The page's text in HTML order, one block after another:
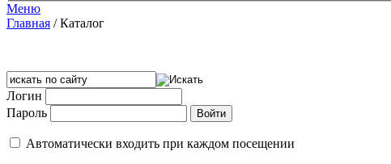
Меню
Главная /Каталог
Логин
Пароль
Автоматически входить при каждом посещении